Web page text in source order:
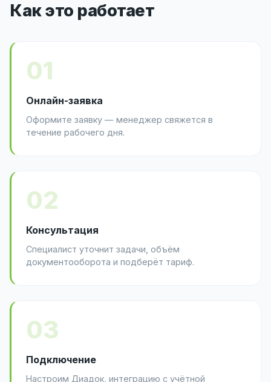
Как это работает
01
Онлайн-заявка
Оформите заявку — менеджер свяжется в
течение рабочего дня.
02
Консультация
Специалист уточнит задачи, объём
документооборота и подберёт тариф.
03
Подключение
Настроим Диадок, интеграцию с учётной